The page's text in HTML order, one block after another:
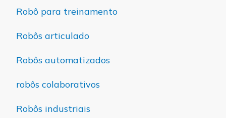
Robô para treinamento
Robôs articulado
Robôs automatizados
robôs colaborativos
Robôs industriais